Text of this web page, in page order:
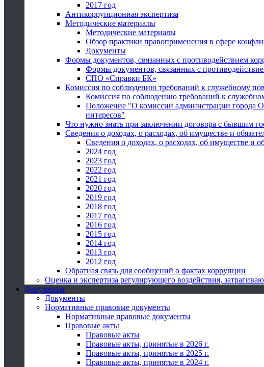
2017 год
Антикоррупционная экспертиза
Методические материалы
Методические материалы
Обзор практики правоприменения в сфере
Документы
Формы документов, связанных с противодействием
Формы документов, связанных с
СПО «Справки БК»
Комиссия по соблюдению требований к служебному
Комиссия по соблюдению требований к
Положение "О комиссии администрации города
интересов"
Что нужно знать при заключении договора с бывшим
Сведения о доходах, о расходах, об имуществе и
Сведения о доходах, о расходах, об имуществе и
2024 год
2023 год
2022 год
2021 год
2020 год
2019 год
2018 год
2017 год
2016 год
2015 год
2014 год
2013 год
2012 год
Обратная связь для сообщений о фактах коррупции
Оценка и экспертиза регулирующего воздействия,
Документы
Документы
Нормативные правовые документы
Нормативные правовые документы
Правовые акты
Правовые акты
Правовые акты, принятые в 2026 г.
Правовые акты, принятые в 2025 г.
Правовые акты, принятые в 2024 г.